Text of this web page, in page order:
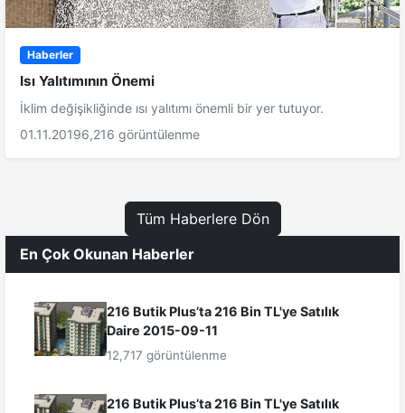
Haberler
Isı Yalıtımının Önemi
İklim değişikliğinde ısı yalıtımı önemli bir yer tutuyor.
01.11.20196,216 görüntülenme
Tüm Haberlere Dön
En Çok Okunan Haberler
216 Butik Plus’ta 216 Bin TL'ye Satılık
Daire 2015-09-11
12,717 görüntülenme
216 Butik Plus’ta 216 Bin TL'ye Satılık